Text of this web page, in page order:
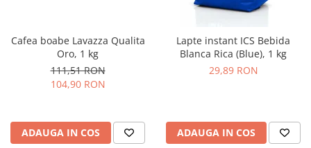
Cafea boabe Lavazza Qualita
Oro, 1 kg
111,51 RON
104,90 RON
ADAUGA IN COS
Lapte instant ICS Bebida
Blanca Rica (Blue), 1 kg
29,89 RON
ADAUGA IN COS